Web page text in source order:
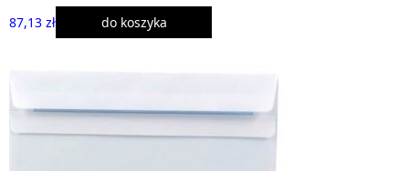
87,13 zł do koszyka